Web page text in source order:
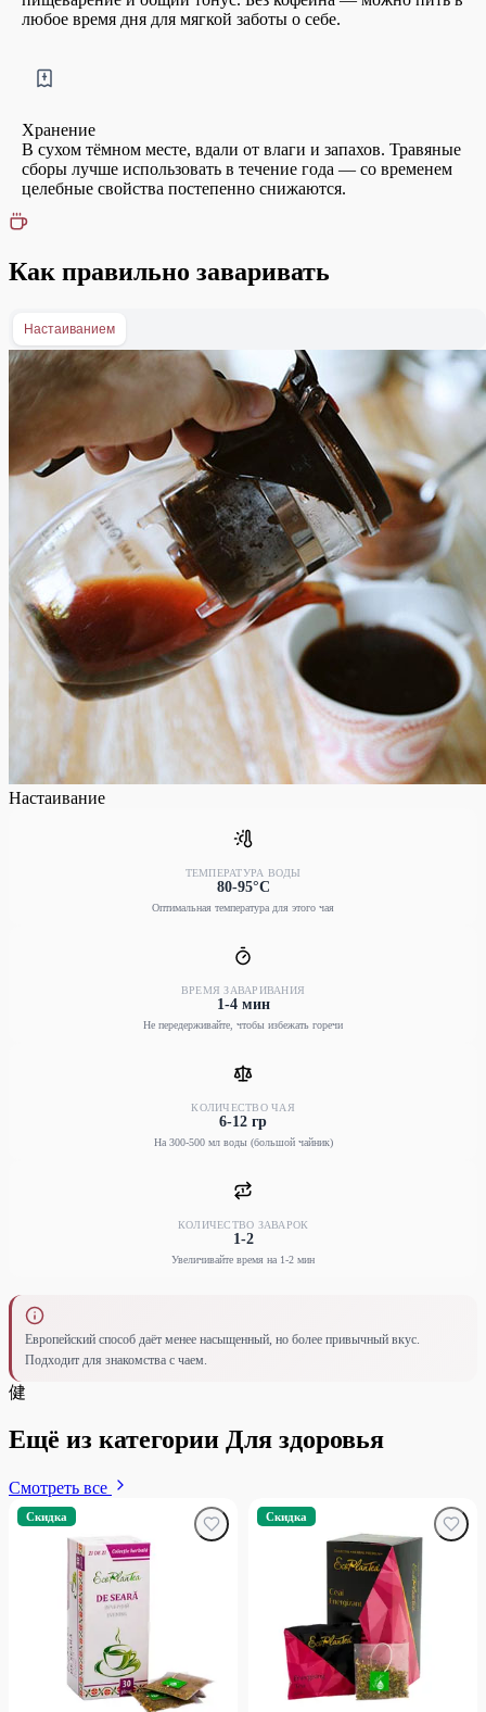
любое время дня для мягкой заботы о себе.
Хранение
В сухом тёмном месте, вдали от влаги и запахов. Травяные
сборы лучше использовать в течение года — со временем
целебные свойства постепенно снижаются.
Как правильно заваривать
Настаиванием
Настаивание
ТЕМПЕРАТУРА ВОДЫ
80-95°C
Оптимальная температура для этого чая
ВРЕМЯ ЗАВАРИВАНИЯ
1-4 мин
Не передерживайте, чтобы избежать горечи
КОЛИЧЕСТВО ЧАЯ
6-12 гр
На 300-500 мл воды (большой чайник)
КОЛИЧЕСТВО ЗАВАРОК
1-2
Увеличивайте время на 1-2 мин
Европейский способ даёт менее насыщенный, но более привычный вкус.
Подходит для знакомства с чаем.
健
Ещё из категории Для здоровья
Смотреть все
Скидка Скидка